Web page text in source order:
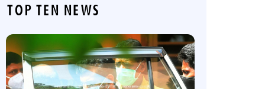
TOP TEN NEWS